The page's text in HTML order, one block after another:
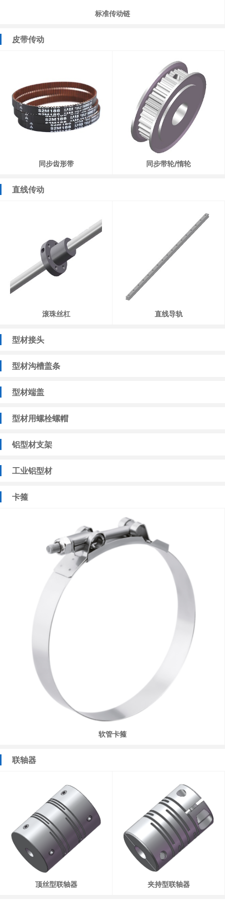
标准传动链
皮带传动
同步齿形带 同步带轮/惰轮
直线传动
滚珠丝杠 直线导轨
型材接头
型材沟槽盖条
型材端盖
型材用螺栓螺帽
铝型材支架
工业铝型材
卡箍
软管卡箍
联轴器
顶丝型联轴器 夹持型联轴器